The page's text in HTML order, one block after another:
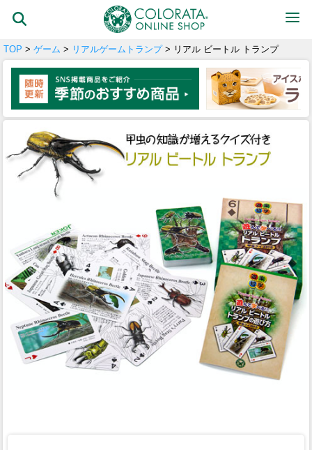
TOP > ゲーム > リアルゲームトランプ> リアル ビートル トランプ